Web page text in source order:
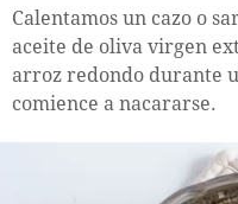
Calentamos un cazo o
aceite de oliva virgen
arroz redondo durante
comience a nacararse.